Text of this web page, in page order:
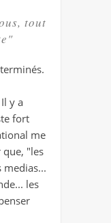
tout
y a
fort
me
"les
medias...
les